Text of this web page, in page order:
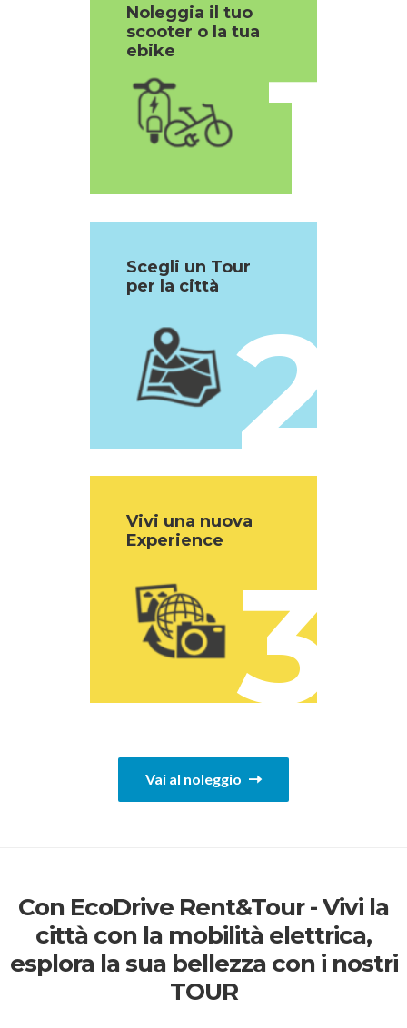
1
Noleggia il tuo
scooter o la tua
ebike
2
Scegli un Tour
per la città
3
Vivi una nuova
Experience
Vai al noleggio
Con EcoDrive Rent&Tour - Vivi la
città con la mobilità elettrica,
esplora la sua bellezza con i nostri
TOUR